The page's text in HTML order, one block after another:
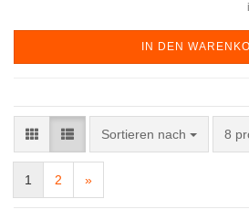
IN DEN
Sortieren nach
Sortieren nach 8
pro
1 2 »